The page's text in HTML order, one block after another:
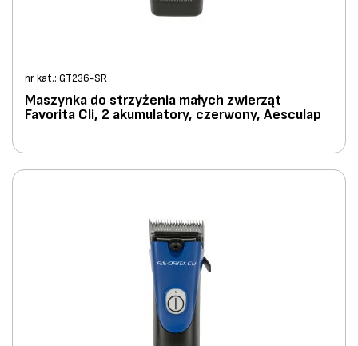
nr kat.: GT236-SR
Maszynka do strzyżenia małych zwierząt
Favorita Cli, 2 akumulatory, czerwony, Aesculap